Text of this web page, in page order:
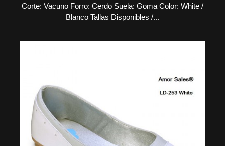
Corte: Vacuno Forro: Cerdo Suela: Goma Color: White /
Blanco Tallas Disponibles /...